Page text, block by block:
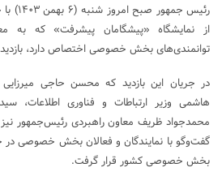
رئیس
از نمایشگاه «پیشگامان پیشرفت» که به
توانمندی‌های بخش خصوصی اختصاص دارد،
در جریان این بازدید که محسن حاجی
هاشمی وزیر ارتباطات و فناوری اطلاعات،
محمدجواد ظریف معاون راهبردی رئیس‌جمهور
گفت‌وگو با نمایندگان و فعالان بخش خصوصی
بخش خصوصی کشور قرار گرفت.